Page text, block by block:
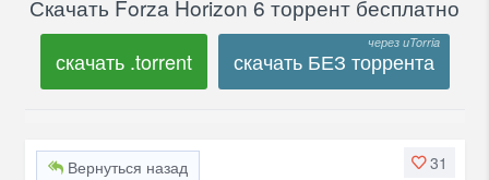
Скачать Forza Horizon 6 торрент бесплатно
скачать .torrent скачать БЕЗ торрента
31
Вернуться назад